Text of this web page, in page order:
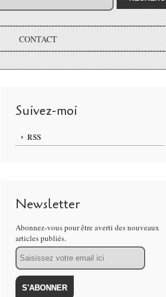
CONTACT
Suivez-moi
RSS
Newsletter
Abonnez-vous pour être averti des nouveaux
articles publiés.
Email